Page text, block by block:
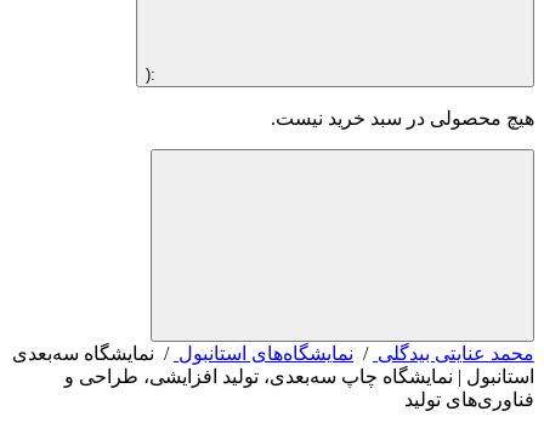
محصولی در سبد خرید نیست.
عنایتی بیدگلی/ نمایشگاه‌های استانبول/ نمایشگاه سه‌بعدی
| نمایشگاه چاپ سه‌بعدی، تولید افزایشی، طراحی و
تولید